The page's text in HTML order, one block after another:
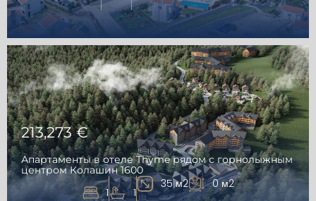
213,273 €
Апартаменты в отеле Thyme рядом с горнолыжным
центром Колашин 1600
1 1
35 м2 0 м2